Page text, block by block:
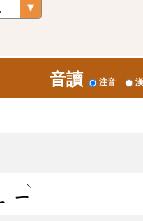
音讀 注音
ㄧ
ˋ